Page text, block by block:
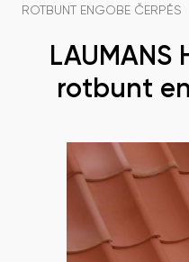
ROTBUNT ENGOBE ČERPĖS
LAUMANS
rotbunt